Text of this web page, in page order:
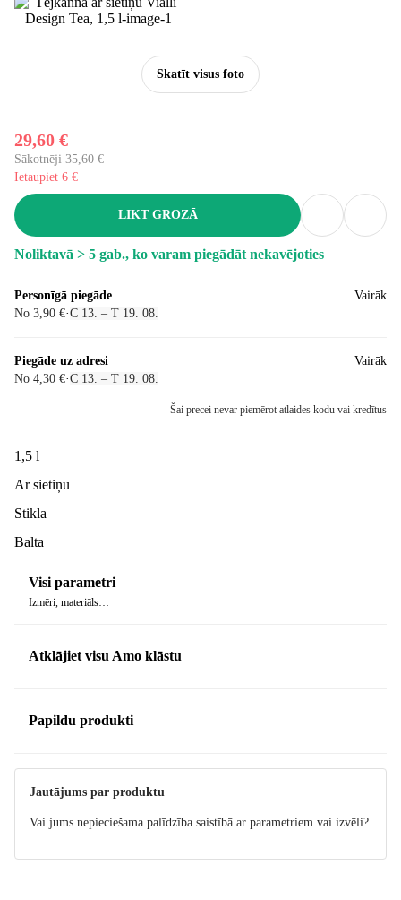
Skatīt visus foto
29,60 €
Sākotnēji 35,60 €
Ietaupiet 6 €
LIKT GROZĀ
Noliktavā > 5 gab., ko varam piegādāt nekavējoties
Personīgā piegāde
No 3,90 €·C 13. – T 19. 08.
Vairāk
Piegāde uz adresi
No 4,30 €·C 13. – T 19. 08.
Vairāk
Šai precei nevar piemērot atlaides kodu vai kredītus
1,5 l
Ar sietiņu
Stikla
Balta
Visi parametri
Izmēri, materiāls…
Atklājiet visu Amo klāstu
Papildu produkti
Jautājums par produktu
Vai jums nepieciešama palīdzība saistībā ar parametriem vai izvēli?